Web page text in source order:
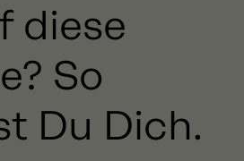
diese
So
Du Dich.